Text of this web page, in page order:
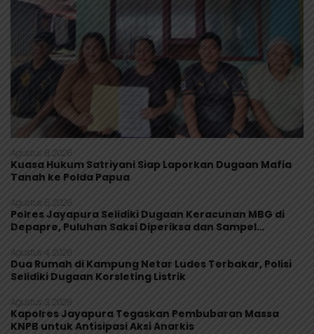
Agustus 8, 2026
Kuasa Hukum Satriyani Siap Laporkan Dugaan Mafia
Tanah ke Polda Papua
Agustus 5, 2026
Polres Jayapura Selidiki Dugaan Keracunan MBG di
Depapre, Puluhan Saksi Diperiksa dan Sampel
Agustus 4, 2026
Dua Rumah di Kampung Netar Ludes Terbakar, Polisi
Selidiki Dugaan Korsleting Listrik
Agustus 3, 2026
Kapolres Jayapura Tegaskan Pembubaran Massa
KNPB untuk Antisipasi Aksi Anarkis